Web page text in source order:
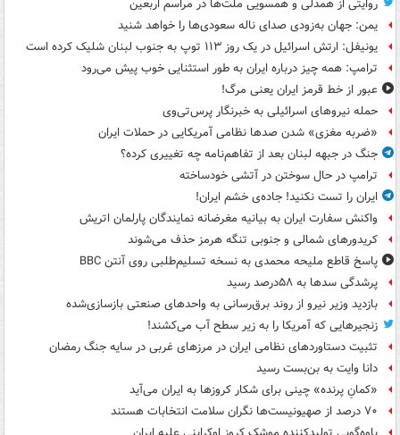
روایتی از همدلی و همسویی ملت‌ها در مراسم اربعین
یمن: جهان به‌زودی صدای ناله سعودی‌ها را خواهد شنید
یونیفل: ارتش اسرائیل در یک روز ۱۱۳ توپ به جنوب لبنان شلیک کرده است
ترامپ: همه چیز درباره ایران به طور استثنایی خوب پیش می‌رود
عبور از خط قرمز ایران یعنی مرگ!
حمله نیروهای اسرائیلی به خبرنگار پرس‌تی‌وی
«ضربه مغزی» شدن صدها نظامی آمریکایی در حملات ایران
جنگ در جبهه لبنان بعد از تفاهم‌نامه چه تغییری کرده؟
ترامپ در حال سوختن در آتشی خودساخته
ایران را تست نکنید! جاده‌ی خشم ایران!
واکنش سفارت ایران به بیانیه مغرضانه نمایندگان پارلمان اتریش
کریدورهای شمالی و جنوبی تنگه هرمز حذف می‌شوند
پاسخ قاطع ملیحه محمدی به نسخه تسلیم‌طلبی روی آنتن BBC
پرشدگی سدها به ۵۸درصد رسید
بازدید وزیر نیرو از روند برق‌رسانی به واحدهای صنعتی بازسازی‌شده
زنجیرهایی که آمریکا را به زیر سطح آب می‌کشند!
تثبیت دستاوردهای نظامی ایران در مرزهای غربی در سایه جنگ رمضان
دانا وایت به بن‌بست رسید
«کمانِ پرنده» چینی برای شکار کروزها به ایران می‌آید
۷۰ درصد از صهیونیست‌ها نگران سلامت انتخابات هستند